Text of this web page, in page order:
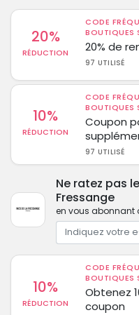
20%
RÉDUCTION
CODE
BOUTIQUES
20% de
97 UTILISÉ
10%
RÉDUCTION
CODE
BOUTIQUES
Coupon
97 UTILISÉ
Ne ratez pas
Fressange
en vous abonnant
10%
RÉDUCTION
CODE
BOUTIQUES
Obtenez
coupon